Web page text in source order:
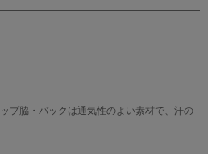
プ脇・バックは通気性のよい素材で、汗の